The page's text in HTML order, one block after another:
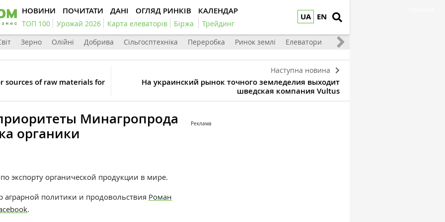
UA EN
НОВИНИ ПОЧИТАТИ ДАНІ ОГЛЯД РИНКІВ КАЛЕНДАР
ТОП 100 Урожай 2026 Карта елеваторів Біржа Трейдинг
Зерно Олійні Добрива Сільгосптехніка Переробка Ринок землі Елеватори Тваринництво
sources of raw materials for
Наступна новина
На украинский рынок точного земледелия выходит
шведская компания Vultus
Минагропрода
органики
экспорту органической продукции в мире.
аграрной политики и продовольствия Роман
.
Реклама